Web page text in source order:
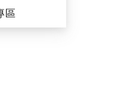
區